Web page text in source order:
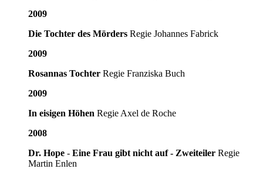
2009
Die Tochter des Mörders Regie Johannes Fabrick
2009
Rosannas Tochter Regie Franziska Buch
2009
In eisigen Höhen Regie Axel de Roche
2008
Dr. Hope - Eine Frau gibt nicht auf - Zweiteiler Regie
Martin Enlen